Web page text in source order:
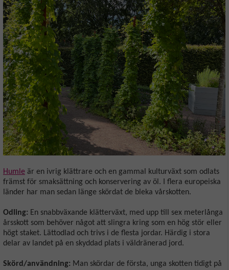
Humle är en ivrig klättrare och en gammal kulturväxt som odlats
främst för smaksättning och konservering av öl. I flera europeiska
länder har man sedan länge skördat de bleka vårskotten.
Odling: En snabbväxande klätterväxt, med upp till sex meterlånga
årsskott som behöver något att slingra kring som en hög stör eller
högt staket. Lättodlad och trivs i de flesta jordar. Härdig i stora
delar av landet på en skyddad plats i väldränerad jord.
Skörd/användning: Man skördar de första, unga skotten tidigt på